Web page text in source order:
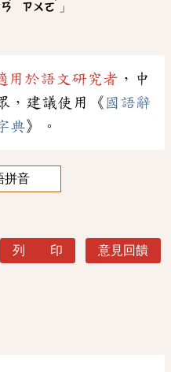
ㄗㄨㄛ 」
用於語文研究者 ，中
，建議使用《 國語辭
典》。
拼音
列 印 意見回饋